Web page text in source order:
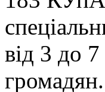
від 3 до
громадян.